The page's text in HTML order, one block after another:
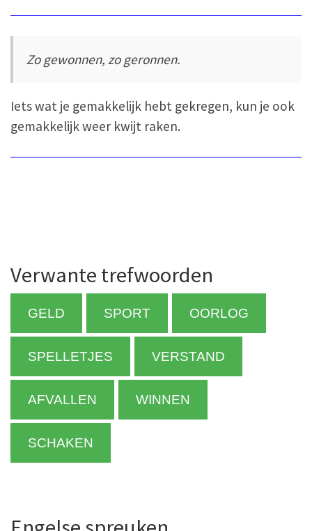
Zo gewonnen, zo geronnen.
Iets wat je gemakkelijk hebt gekregen, kun je ook
gemakkelijk weer kwijt raken.
Verwante trefwoorden
GELD SPORT OORLOG
SPELLETJES VERSTAND
AFVALLEN WINNEN
SCHAKEN